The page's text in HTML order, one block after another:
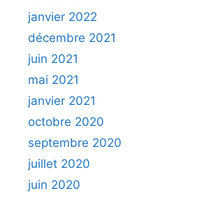
janvier 2022
décembre 2021
juin 2021
mai 2021
janvier 2021
octobre 2020
septembre 2020
juillet 2020
juin 2020